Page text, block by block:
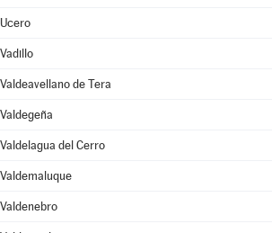
Ucero
Vadillo
Valdeavellano de Tera
Valdegeña
Valdelagua del Cerro
Valdemaluque
Valdenebro